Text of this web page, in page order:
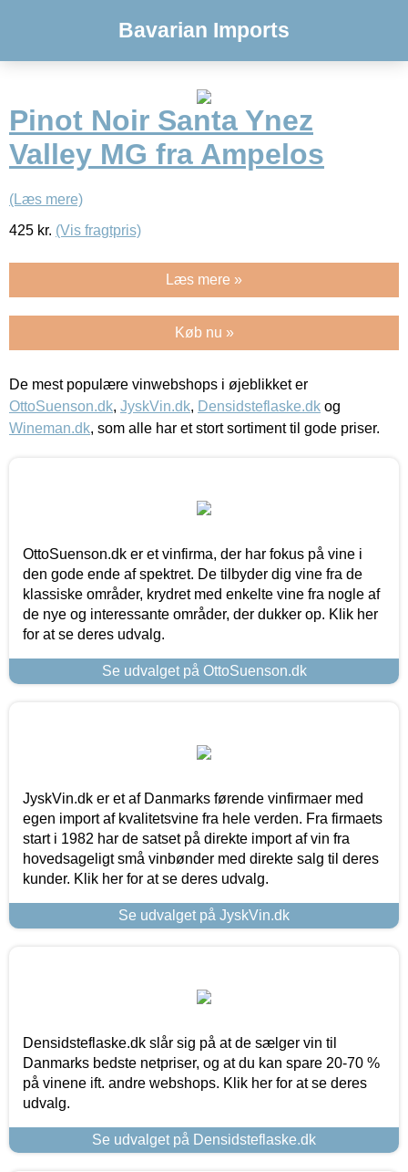
Bavarian Imports
Pinot Noir Santa Ynez
Valley MG fra Ampelos
(Læs mere)
425 kr. (Vis fragtpris)
Læs mere »
Køb nu »
De mest populære vinwebshops i øjeblikket er
OttoSuenson.dk, JyskVin.dk, Densidsteflaske.dk og
Wineman.dk, som alle har et stort sortiment til gode priser.
OttoSuenson.dk er et vinfirma, der har fokus på vine i
den gode ende af spektret. De tilbyder dig vine fra de
klassiske områder, krydret med enkelte vine fra nogle af
de nye og interessante områder, der dukker op. Klik her
for at se deres udvalg.
Se udvalget på OttoSuenson.dk
JyskVin.dk er et af Danmarks førende vinfirmaer med
egen import af kvalitetsvine fra hele verden. Fra firmaets
start i 1982 har de satset på direkte import af vin fra
hovedsageligt små vinbønder med direkte salg til deres
kunder. Klik her for at se deres udvalg.
Se udvalget på JyskVin.dk
Densidsteflaske.dk slår sig på at de sælger vin til
Danmarks bedste netpriser, og at du kan spare 20-70 %
på vinene ift. andre webshops. Klik her for at se deres
udvalg.
Se udvalget på Densidsteflaske.dk